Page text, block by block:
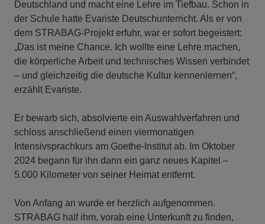
Deutschland und macht eine Lehre im Tiefbau. Schon in
der Schule hatte Evariste Deutschunterricht. Als er von
dem STRABAG-Projekt erfuhr, war er sofort begeistert:
„Das ist meine Chance. Ich wollte eine Lehre machen,
die körperliche Arbeit und technisches Wissen verbindet
– und gleichzeitig die deutsche Kultur kennenlernen“,
erzählt Evariste.
Er bewarb sich, absolvierte ein Auswahlverfahren und
schloss anschließend einen viermonatigen
Intensivsprachkurs am Goethe-Institut ab. Im Oktober
2024 begann für ihn dann ein ganz neues Kapitel –
5.000 Kilometer von seiner Heimat entfernt.
Von Anfang an wurde er herzlich aufgenommen.
STRABAG half ihm, vorab eine Unterkunft zu finden,